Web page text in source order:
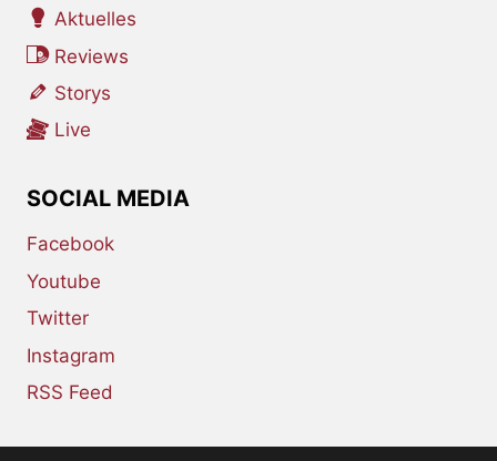
Aktuelles
Reviews
Storys
Live
SOCIAL MEDIA
Facebook
Youtube
Twitter
Instagram
RSS Feed